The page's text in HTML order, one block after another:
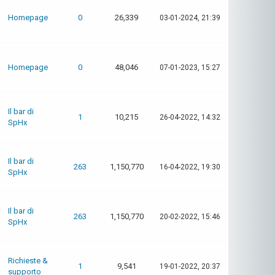
Homepage 0 26,339 03-01-2024, 21:39
Homepage 0 48,046 07-01-2023, 15:27
Il bar di
SpHx
1 10,215 26-04-2022, 14:32
Il bar di
SpHx
263 1,150,770 16-04-2022, 19:30
Il bar di
SpHx
263 1,150,770 20-02-2022, 15:46
Richieste &
supporto
1 9,541 19-01-2022, 20:37